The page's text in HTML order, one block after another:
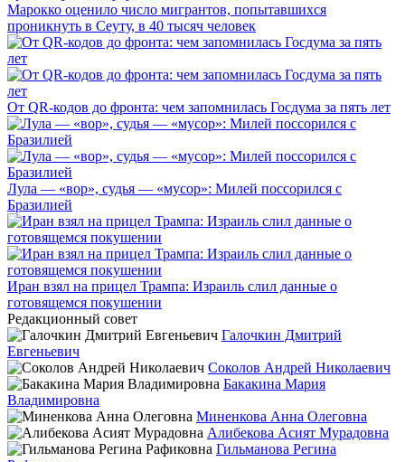
Марокко оценило число мигрантов, попытавшихся
проникнуть в Сеуту, в 40 тысяч человек
От QR-кодов до фронта: чем запомнилась Госдума за пять лет
Лула — «вор», судья — «мусор»: Милей поссорился с
Бразилией
Иран взял на прицел Трампа: Израиль слил данные о
готовящемся покушении
Редакционный совет
Галочкин Дмитрий
Евгеньевич
Соколов Андрей Николаевич
Бакакина Мария
Владимировна
Миненкова Анна Олеговна
Алибекова Асият Мурадовна
Гильманова Регина